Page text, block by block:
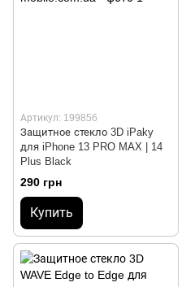
Артикул: 199856
Защитное стекло 3D iPaky
для iPhone 13 PRO MAX | 14
Plus Black
290 грн
Купить